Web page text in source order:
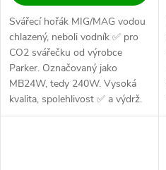
Svářecí hořák MIG/MAG vodou
chlazený, neboli vodník ✅ pro
CO2 svářečku od výrobce
Parker. Označovaný jako
MB24W, tedy 240W. Vysoká
kvalita, spolehlivost ✅ a výdrž.
Hořák s...